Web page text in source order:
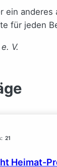
ein
für jeden
V.
21
Heimat-